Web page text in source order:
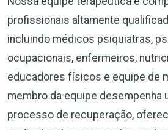
profissionais altamente
incluindo médicos psiquiatras,
ocupacionais, enfermeiros,
educadores físicos e equipe de
membro da equipe desempenha
processo de recuperação,